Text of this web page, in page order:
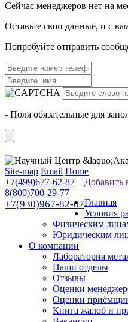
Cейчас менеджеров нет на
Оставьте свои данные, и с
Попробуйте отправить
- Поля обязательные для
Site-map Email Home
+7(499)677-62-87
8(800)700-29-77
+7(930)967-82-67
Добавить
Главная
Условия
Физическим
Юридическим
О компании
Лаборатория
Наши отделы
Отзывы
Оценки
Оценки
Книга жалоб и